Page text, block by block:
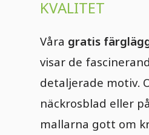
KVALITET
Våra gratis
visar de
detaljerade motiv.
näckrosblad eller
mallarna gott om